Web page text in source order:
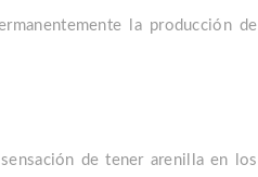
la producción de
de tener arenilla en los